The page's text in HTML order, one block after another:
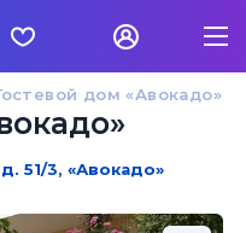
дом «Авокадо»
51/3, «Авокадо»